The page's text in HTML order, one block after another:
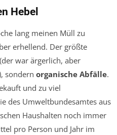
Hebel
lang meinen Müll zu
erhellend. Der größte
war ärgerlich, aber
sondern organische Abfälle.
und zu viel
des Umweltbundesamtes aus
Haushalten noch immer
pro Person und Jahr im